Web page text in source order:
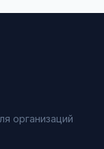
организаций